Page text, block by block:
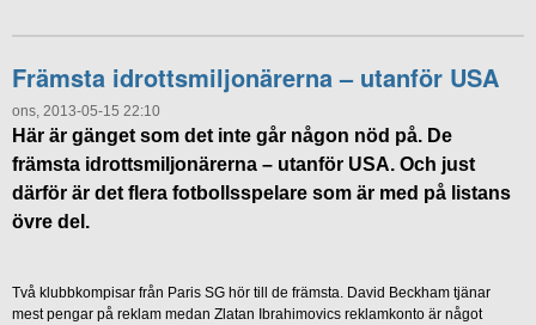
Främsta idrottsmiljonärerna – utanför USA
ons, 2013-05-15 22:10
Här är gänget som det inte går någon nöd på. De
främsta idrottsmiljonärerna – utanför USA. Och just
därför är det flera fotbollsspelare som är med på listans
övre del.
Två klubbkompisar från Paris SG hör till de främsta. David Beckham tjänar
mest pengar på reklam medan Zlatan Ibrahimovics reklamkonto är något